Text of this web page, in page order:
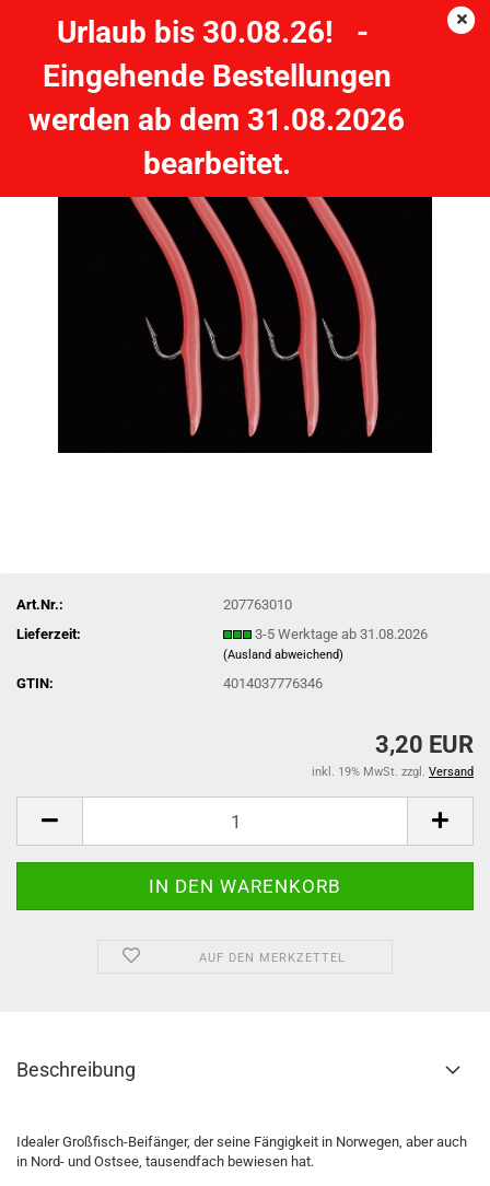
Urlaub bis 30.08.26! -
Eingehende Bestellungen
werden ab dem 31.08.2026
bearbeitet.
DEGA Gummi-Makk Fluo-rot #10/0 - 4 Stück
Art.Nr.:
207763010
Lieferzeit:
3-5 Werktage ab 31.08.2026
(Ausland abweichend)
GTIN: 4014037776346
3,20 EUR
inkl. 19% MwSt. zzgl. Versand
AUF DEN MERKZETTEL
Beschreibung
Idealer Großfisch-Beifänger, der seine Fängigkeit in Norwegen, aber auch
in Nord- und Ostsee, tausendfach bewiesen hat.